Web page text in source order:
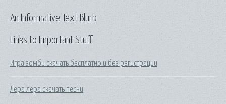
Links to Important Stuff
Игра зомби скачать бесплатно и без регистрации
Лера лера скачать песни
An Informative Text Blurb